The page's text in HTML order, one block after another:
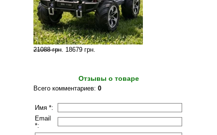
21088 грн. 18679 грн.
Отзывы о товаре
Всего комментариев: 0
Имя *:
Email
*: